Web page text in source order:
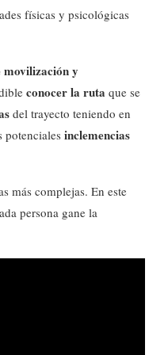
físicas y psicológicas
movilización y
conocer la ruta que se
del trayecto teniendo en
potenciales inclemencias
más complejas. En este
persona gane la